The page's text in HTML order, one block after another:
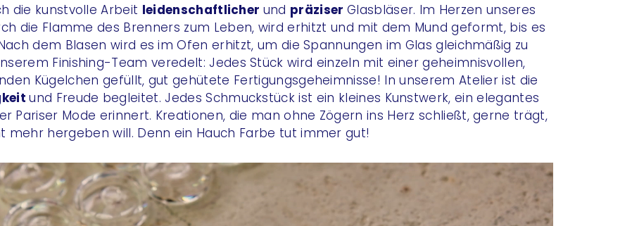
die kunstvolle Arbeit leidenschaftlicher und präziser Glasbläser. Im Herzen unseres
die Flamme des Brenners zum Leben, wird erhitzt und mit dem Mund geformt, bis es
dem Blasen wird es im Ofen erhitzt, um die Spannungen im Glas gleichmäßig zu
Finishing-Team veredelt: Jedes Stück wird einzeln mit einer geheimnisvollen,
Kügelchen gefüllt, gut gehütete Fertigungsgeheimnisse! In unserem Atelier ist die
und Freude begleitet. Jedes Schmuckstück ist ein kleines Kunstwerk, ein elegantes
Pariser Mode erinnert. Kreationen, die man ohne Zögern ins Herz schließt, gerne trägt,
mehr hergeben will. Denn ein Hauch Farbe tut immer gut!